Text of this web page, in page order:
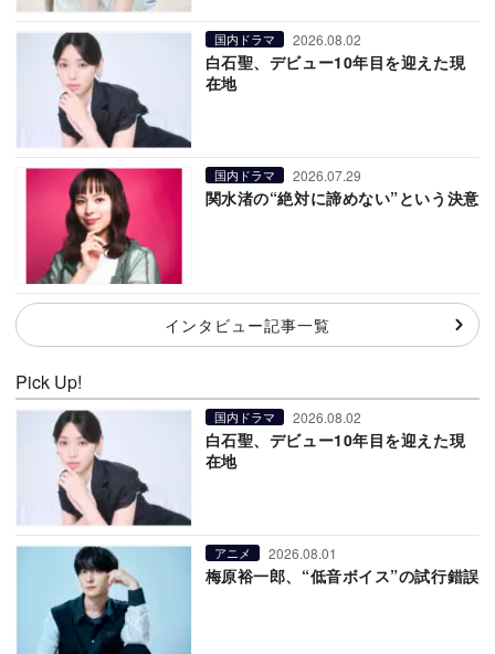
国内ドラマ 2026.08.02
白石聖、デビュー10年目を迎えた現
在地
国内ドラマ 2026.07.29
関水渚の“絶対に諦めない”という決意
インタビュー記事一覧
Pick Up!
国内ドラマ 2026.08.02
白石聖、デビュー10年目を迎えた現
在地
アニメ 2026.08.01
梅原裕一郎、“低音ボイス”の試行錯誤